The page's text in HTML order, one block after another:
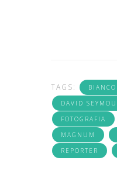
TAGS:
DAVID
FOTOGRAFIA
MAGNUM
REPORTER